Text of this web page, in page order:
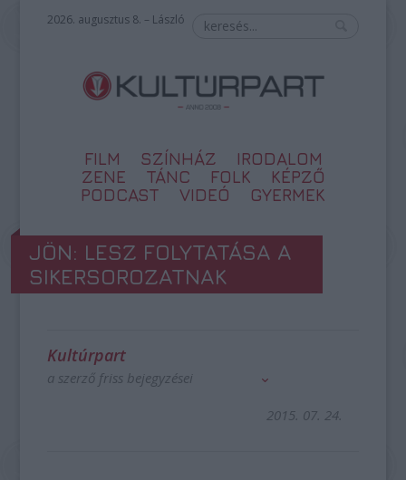
2026. augusztus 8. – László
FILM SZÍNHÁZ
IRODALOM
ZENE
TÁNC FOLK
KÉPZŐ
PODCAST
VIDEÓ GYERMEK
JÖN: LESZ FOLYTATÁSA A
SIKERSOROZATNAK
Kultúrpart
a szerző friss bejegyzései
2015. 07. 24.